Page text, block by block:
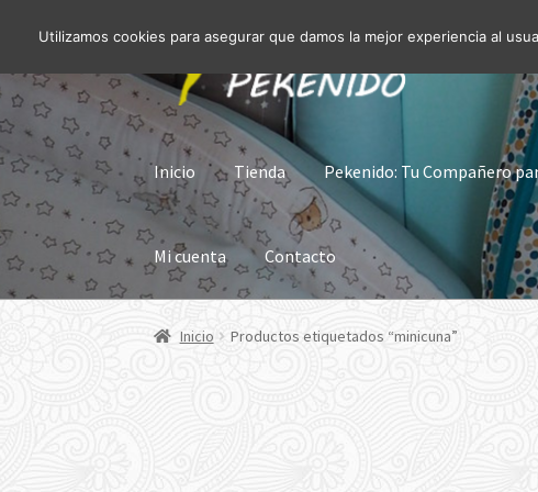
a
la
navegación
al
contenido
Inicio Tienda Pekenido: Tu Compañero
Mi cuenta Contacto
Inicio Productos etiquetados “minicuna”
Utilizamos cookies para asegurar que damos la mejor experiencia al